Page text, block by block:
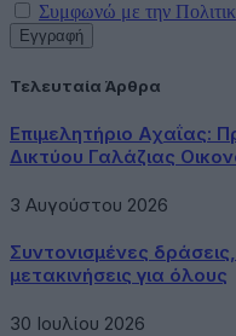
Συμφωνώ με την
Τελευταία Άρθρα
Επιμελητήριο Αχαΐας:
Δικτύου Γαλάζιας
3 Αυγούστου 2026
Συντονισμένες
μετακινήσεις για όλους
30 Ιουλίου 2026